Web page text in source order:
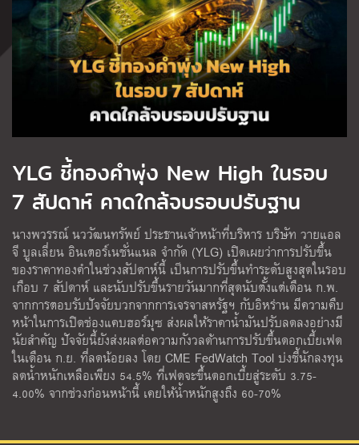
YLG ชี้ทองคำพุ่ง New High ในรอบ
7 สัปดาห์ คาดใกล้จบรอบปรับฐาน
นางพวรรณ์ นววัฒนทรัพย์ ประธานเจ้าหน้าที่บริหาร บริษัท วายแอล
จี บูลเลี่ยน อินเตอร์เนชั่นแนล จำกัด (YLG) เปิดเผยว่าการปรับขึ้น
ของราคาทองคำในช่วงสัปดาห์นี้ เป็นการปรับขึ้นทำระดับสูงสุดในรอบ
เกือบ 7 สัปดาห์ และนับปรับขึ้นรายวันมากที่สุดนับตั้งแต่เดือน ก.พ.
จากการตอบรับปัจจัยบวกจากการเจรจาสหรัฐฯ กับอิหร่าน มีความคืบ
หน้าในการเปิดช่องแคบฮอร์มุซ ส่งผลให้ราคาน้ำมันปรับลดลงอย่างมี
นัยสำคัญ ปัจจัยนี้ยังส่งผลต่อความกังวลด้านการปรับขึ้นดอกเบี้ยเฟด
ในเดือน ก.ย. ที่ลดน้อยลง โดย CME FedWatch Tool บ่งชี้นักลงทุน
ลดน้ำหนักเหลือเพียง 54.5% ที่เฟดจะขึ้นดอกเบี้ยสู่ระดับ 3.75-
4.00% จากช่วงก่อนหน้านี้ เคยให้น้ำหนักสูงถึง 60-70%